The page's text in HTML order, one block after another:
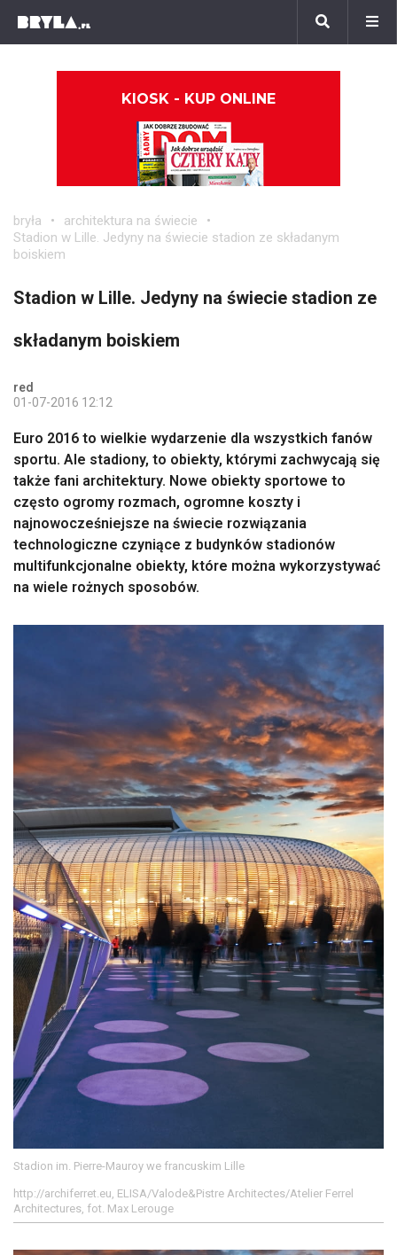
KIOSK - KUP ONLINE
bryła
architektura na świecie
Stadion w Lille. Jedyny na świecie stadion ze składanym
boiskiem
Stadion w Lille. Jedyny na świecie stadion ze
składanym boiskiem
red
01-07-2016 12:12
Euro 2016 to wielkie wydarzenie dla wszystkich fanów
sportu. Ale stadiony, to obiekty, którymi zachwycają się
także fani architektury. Nowe obiekty sportowe to
często ogromy rozmach, ogromne koszty i
najnowocześniejsze na świecie rozwiązania
technologiczne czyniące z budynków stadionów
multifunkcjonalne obiekty, które można wykorzystywać
na wiele rożnych sposobów.
Stadion im. Pierre-Mauroy we francuskim Lille
http://archiferret.eu, ELISA/Valode&Pistre Architectes/Atelier Ferrel
Architectures, fot. Max Lerouge